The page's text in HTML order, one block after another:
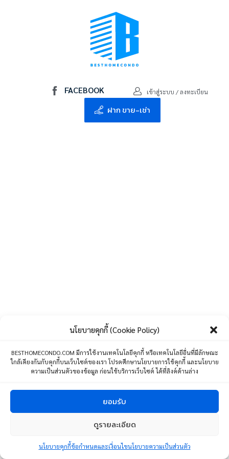
นโยบายคุกกี้ (Cookie Policy)
BESTHOMECONDO.COM มีการใช้งานเทคโนโลยีคุกกี้ หรือเทคโนโลยีอื่นที่มีลักษณะ
ใกล้เคียงกันกับคุกกี้บนเว็บไซต์ของเรา โปรดศึกษานโยบายการใช้คุกกี้ และนโยบาย
ความเป็นส่วนตัวของข้อมูล ก่อนใช้บริการเว็บไซต์ ได้ที่ลิงค์ด้านล่าง
ยอมรับ
ดูรายละเอียด
นโยบายคุกกี้ข้อกำหนดและเงื่อนไขนโยบายความเป็นส่วนตัว
FACEBOOK เข้าสู่ระบบ / ลงทะเบียน
ฝาก ขาย-เช่า